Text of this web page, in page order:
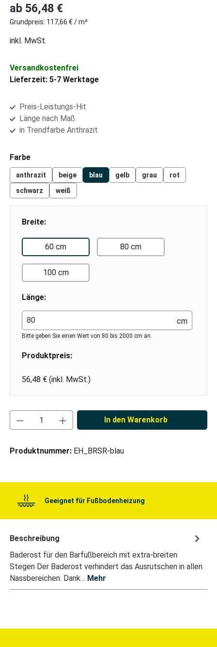
Regulärer Preis:
ab 56,48 €
Grundpreis: 117,66 € / m²
inkl. MwSt.
Versandkostenfrei
Lieferzeit: 5-7 Werktage
Preis-Leistungs-Hit
Länge nach Maß
in Trendfarbe Anthrazit
Farbeauswählen
anthrazit beige blau gelb grau
rot
schwarz
weiß
Breite:
60 cm 80 cm
100 cm
Länge:
cm
Bitte geben Sie einen Wert von 80 bis 2000 cm an.
Produktpreis:
56,48 € (inkl. MwSt.)
Produkt Anzahl: Gib den gewünschten
In den Warenkorb
Produktnummer: EH_BRSR-blau
Geeignet für Fußbodenheizung
Beschreibung
Baderost für den Barfußbereich mit extra-breiten
Stegen Der Baderost verhindert das Ausrutschen in allen
Nassbereichen. Dank… Mehr